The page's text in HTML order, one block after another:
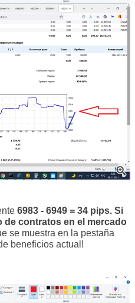
6983 - 6949 = 34 pips. Si
de contratos en el mercado
se muestra en la pestaña
beneficios actual!